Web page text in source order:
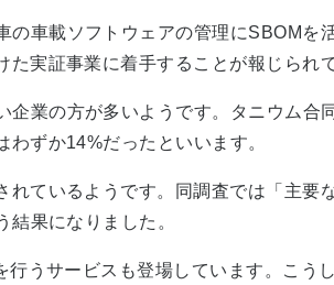
車載ソフトウェアの管理にSBOMを
実証事業に着手することが報じられ
業の方が多いようです。タニウム
ずか14%だったといいます。
ているようです。同調査では「主
果になりました。
うサービスも登場しています。こう